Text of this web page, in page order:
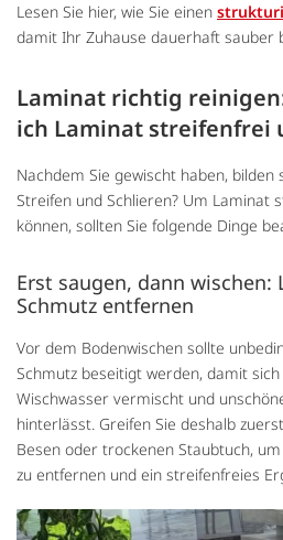
Lesen Sie hier, wie Sie einen
damit Ihr Zuhause dauerhaft sauber
Laminat richtig
ich Laminat streifenfrei
Nachdem Sie gewischt haben,
Streifen und Schlieren? Um Laminat
können, sollten Sie folgende Dinge
Erst saugen, dann wischen:
Schmutz entfernen
Vor dem Bodenwischen sollte
Schmutz beseitigt werden, damit
Wischwasser vermischt und
hinterlässt. Greifen Sie deshalb
Besen oder trockenen Staubtuch,
zu entfernen und ein streifenfreies